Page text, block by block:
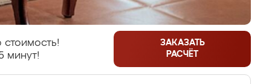
минут!
ЗАКАЗАТЬ
РАСЧЁТ